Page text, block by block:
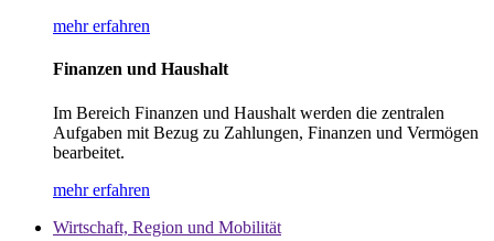
mehr erfahren
Finanzen und Haushalt
Im Bereich Finanzen und Haushalt werden die zentralen
Aufgaben mit Bezug zu Zahlungen, Finanzen und Vermögen
bearbeitet.
mehr erfahren
Wirtschaft, Region und Mobilität